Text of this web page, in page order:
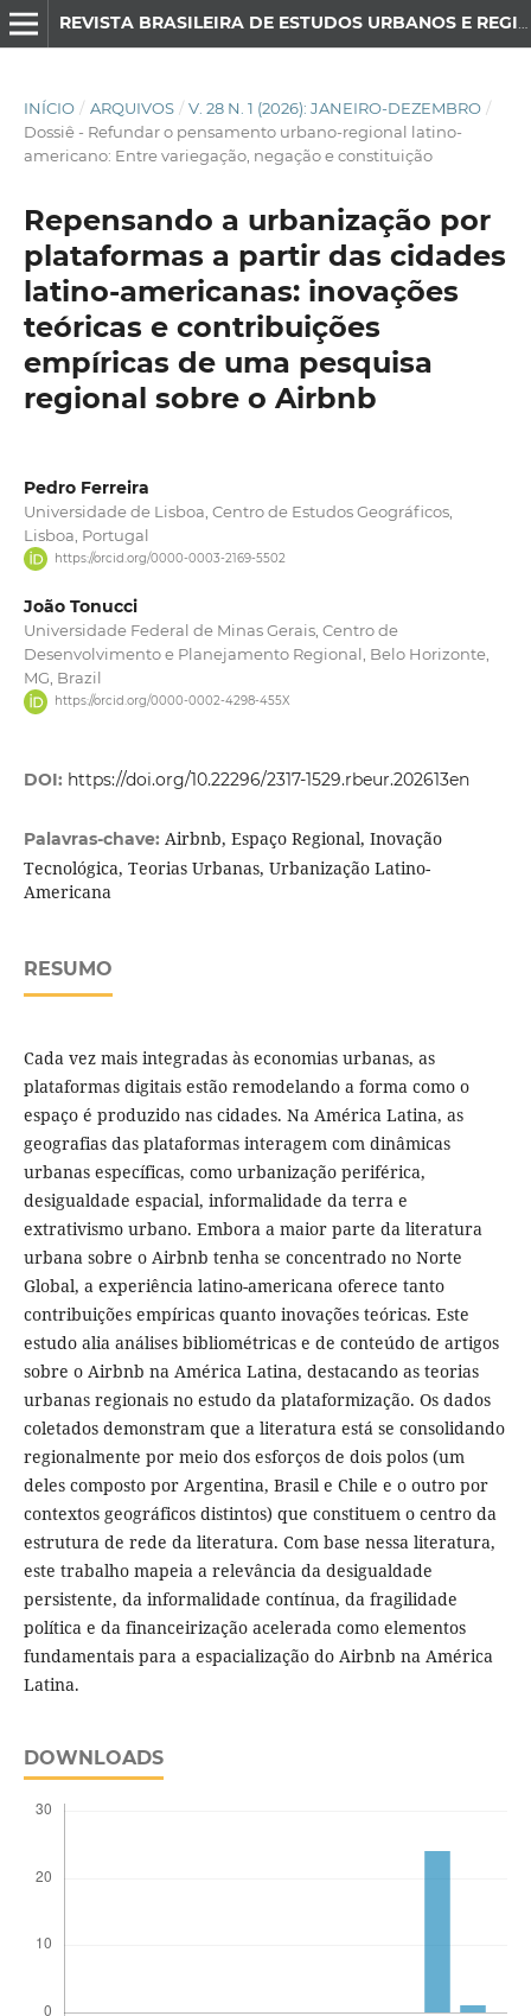
INÍCIO / ARQUIVOS / V. 28 N. 1 (2026): JANEIRO-DEZEMBRO /
Dossiê - Refundar o pensamento urbano-regional latino-
americano: Entre variegação, negação e constituição
Repensando a urbanização por
plataformas a partir das cidades
latino-americanas: inovações
teóricas e contribuições
empíricas de uma pesquisa
regional sobre o Airbnb
Pedro Ferreira
Universidade de Lisboa, Centro de Estudos Geográficos,
Lisboa, Portugal
https://orcid.org/0000-0003-2169-5502
João Tonucci
Universidade Federal de Minas Gerais, Centro de
Desenvolvimento e Planejamento Regional, Belo Horizonte,
MG, Brazil
https://orcid.org/0000-0002-4298-455X
DOI: https://doi.org/10.22296/2317-1529.rbeur.202613en
Palavras-chave: Airbnb, Espaço Regional, Inovação
Tecnológica, Teorias Urbanas, Urbanização Latino-
Americana
RESUMO
Cada vez mais integradas às economias urbanas, as
plataformas digitais estão remodelando a forma como o
espaço é produzido nas cidades. Na América Latina, as
geografias das plataformas interagem com dinâmicas
urbanas específicas, como urbanização periférica,
desigualdade espacial, informalidade da terra e
extrativismo urbano. Embora a maior parte da literatura
urbana sobre o Airbnb tenha se concentrado no Norte
Global, a experiência latino-americana oferece tanto
contribuições empíricas quanto inovações teóricas. Este
estudo alia análises bibliométricas e de conteúdo de artigos
sobre o Airbnb na América Latina, destacando as teorias
urbanas regionais no estudo da plataformização. Os dados
coletados demonstram que a literatura está se consolidando
regionalmente por meio dos esforços de dois polos (um
deles composto por Argentina, Brasil e Chile e o outro por
contextos geográficos distintos) que constituem o centro da
estrutura de rede da literatura. Com base nessa literatura,
este trabalho mapeia a relevância da desigualdade
persistente, da informalidade contínua, da fragilidade
política e da financeirização acelerada como elementos
fundamentais para a espacialização do Airbnb na América
Latina.
DOWNLOADS